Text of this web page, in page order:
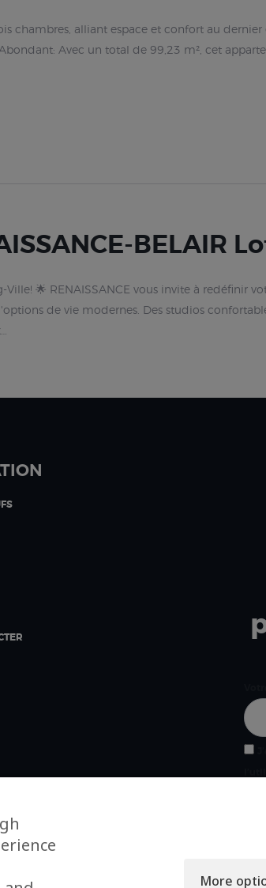
chambres, alliant espace et confort au
Avec un total de 99,23 m², cet
BELAIR
🌟 RENAISSANCE vous invite à redéfinir
de vie modernes. Des studios
More